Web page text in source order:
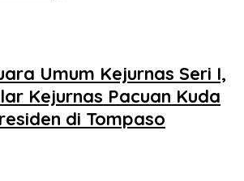
Umum Kejurnas Seri I,
Kejurnas Pacuan Kuda
di Tompaso